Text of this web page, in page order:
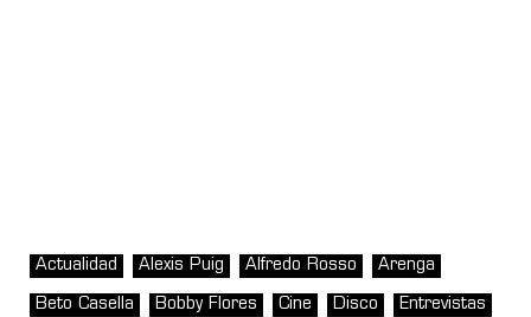
Actualidad Alexis Puig Alfredo Rosso Arenga
Beto Casella Bobby Flores Cine Disco Entrevistas